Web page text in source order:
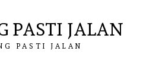
PASTI JALAN
PASTI JALAN